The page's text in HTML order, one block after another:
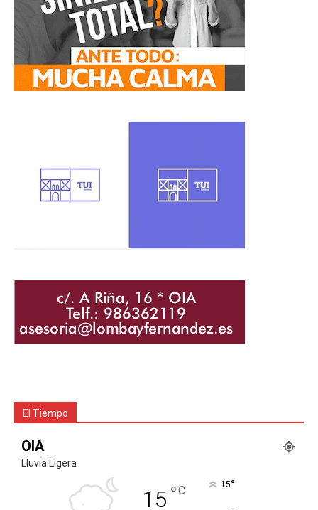
El Tiempo
OIA
Lluvia Ligera
15 °C 15°